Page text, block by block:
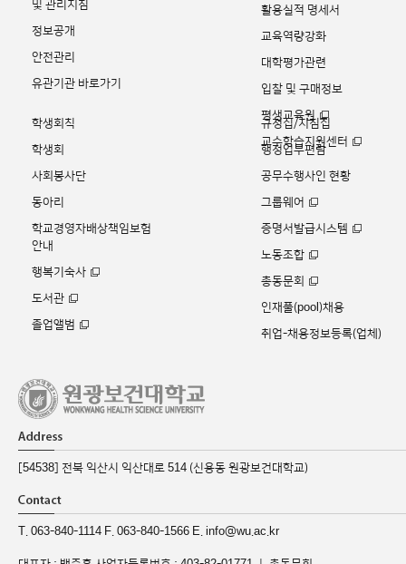
및 관리지침
정보공개
안전관리
유관기관 바로가기
활용실적 명세서
교육역량강화
대학평가관련
입찰 및 구매정보
평생교육원
교수학습지원센터
학생회칙
학생회
사회봉사단
동아리
학교경영자배상책임보험
안내
행복기숙사
도서관
졸업앨범
규정집/지침집
행정업무편람
공무수행사인 현황
그룹웨어
증명서발급시스템
노동조합
총동문회
인재풀(pool)채용
취업-채용정보등록(업체)
[54538] 전북 익산시 익산대로 514 (신용동 원광보건대학교)
T. 063-840-1114 F. 063-840-1566 E. info@wu.ac.kr